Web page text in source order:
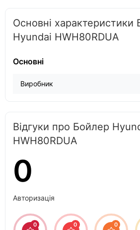
Основні характеристики
Hyundai HWH80RDUA
Основні
Виробник
Відгуки про Бойлер
HWH80RDUA
0
Авторизація
0 0 0